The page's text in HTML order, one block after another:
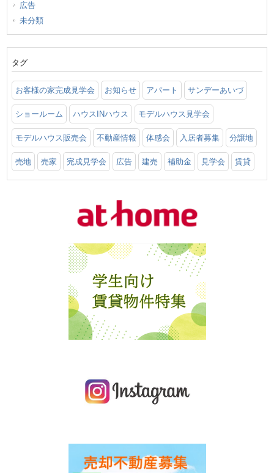
広告
未分類
タグ
お客様の家完成見学会 お知らせ アパート サンデーあいづ
ショールーム ハウスINハウス モデルハウス見学会
モデルハウス販売会 不動産情報 体感会 入居者募集 分譲地
売地 売家 完成見学会 広告 建売 補助金 見学会 賃貸